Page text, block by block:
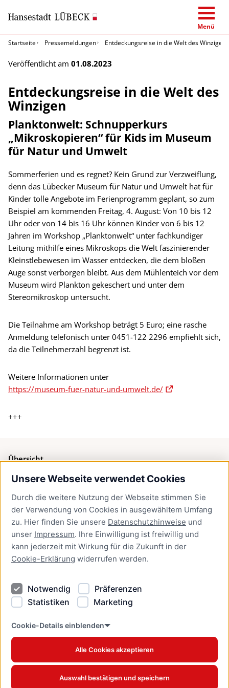
Unsere Webseite verwendet Cookies
Durch die weitere Nutzung der Webseite stimmen Sie
der Verwendung von Cookies in ausgewähltem Umfang
zu. Hier finden Sie unsere Datenschutzhinweise und
unser Impressum. Ihre Einwilligung ist freiwillig und
kann jederzeit mit Wirkung für die Zukunft in der
Cookie-Erklärung widerrufen werden.
Notwendig
Präferenzen
Statistiken
Marketing
Cookie-Details einblenden
Alle Cookies akzeptieren
Auswahl bestätigen und speichern
Menü
Startseite
Pressemeldungen Entdeckungsreise in die Welt des Winzigen
Veröffentlicht am 01.08.2023
Entdeckungsreise in die Welt des
Winzigen
Planktonwelt: Schnupperkurs
„Mikroskopieren“ für Kids im Museum
für Natur und Umwelt
Sommerferien und es regnet? Kein Grund zur Verzweiflung,
denn das Lübecker Museum für Natur und Umwelt hat für
Kinder tolle Angebote im Ferienprogramm geplant, so zum
Beispiel am kommenden Freitag, 4. August: Von 10 bis 12
Uhr oder von 14 bis 16 Uhr können Kinder von 6 bis 12
Jahren im Workshop „Planktonwelt“ unter fachkundiger
Leitung mithilfe eines Mikroskops die Welt faszinierender
Kleinstlebewesen im Wasser entdecken, die dem bloßen
Auge sonst verborgen bleibt. Aus dem Mühlenteich vor dem
Museum wird Plankton gekeschert und unter dem
Stereomikroskop untersucht.
Die Teilnahme am Workshop beträgt 5 Euro; eine rasche
Anmeldung telefonisch unter 0451-122 2296 empfiehlt sich,
da die Teilnehmerzahl begrenzt ist.
Weitere Informationen unter
https://museum-fuer-natur-und-umwelt.de/
+++
Übersicht
Bürgerservice
Presse
Newsletter Lübeck:kompakt
Kontakt
Kontakt
Datenschutzhinweise
Barrierefreiheit
Cookie Erklärung
www.luebeck.de